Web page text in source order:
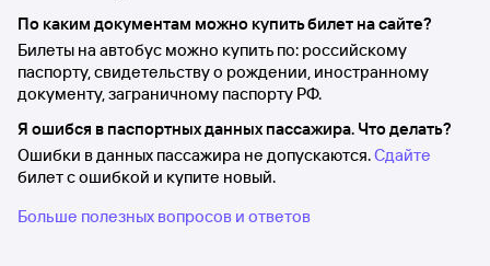
По каким документам можно купить билет на сайте?
Билеты на автобус можно купить по: российскому
паспорту, свидетельству о рождении, иностранному
документу, заграничному паспорту РФ.
Я ошибся в паспортных данных пассажира. Что делать?
Ошибки в данных пассажира не допускаются.Сдайте
билет с ошибкой и купите новый.
Больше полезных вопросов и ответов